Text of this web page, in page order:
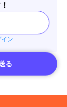
イン
る